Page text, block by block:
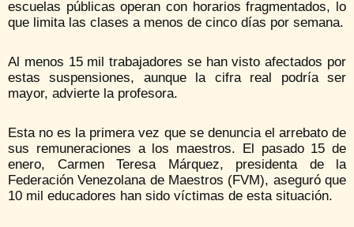
escuelas públicas operan con horarios fragmentados, lo
que limita las clases a menos de cinco días por semana.
Al menos 15 mil trabajadores se han visto afectados por
estas suspensiones, aunque la cifra real podría ser
mayor, advierte la profesora.
Esta no es la primera vez que se denuncia el arrebato de
sus remuneraciones a los maestros. El pasado 15 de
enero, Carmen Teresa Márquez, presidenta de la
Federación Venezolana de Maestros (FVM), aseguró que
10 mil educadores han sido víctimas de esta situación.